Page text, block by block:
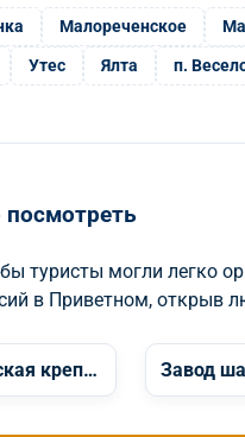
Малореченское
Утес Ялта п.
могли легко
в Приветном, открыв
Генуэзская крепость Солдая